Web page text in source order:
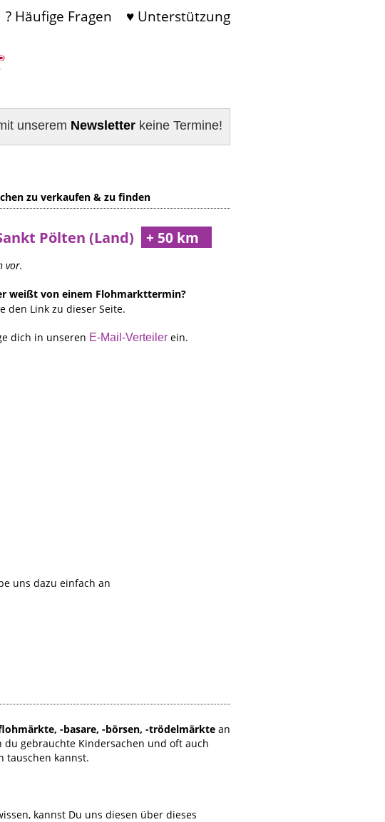
? Häufige Fragen ♥ Unterstützung
unserem Newsletter keine Termine!
zu verkaufen & zu finden
Pölten (Land)
vor.
weißt von einem Flohmarkttermin?
den Link zu dieser Seite.
dich in unseren E-Mail-Verteiler ein.
uns dazu einfach an
-basare, -börsen, -trödelmärkte an
du gebrauchte Kindersachen und oft auch
tauschen kannst.
kannst Du uns diesen über dieses